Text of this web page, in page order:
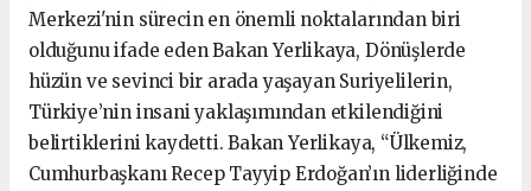
Merkezi'nin sürecin en önemli noktalarından biri
olduğunu ifade eden Bakan Yerlikaya, Dönüşlerde
hüzün ve sevinci bir arada yaşayan Suriyelilerin,
Türkiye’nin insani yaklaşımından etkilendiğini
belirtiklerini kaydetti. Bakan Yerlikaya, “Ülkemiz,
Cumhurbaşkanı Recep Tayyip Erdoğan’ın liderliğinde